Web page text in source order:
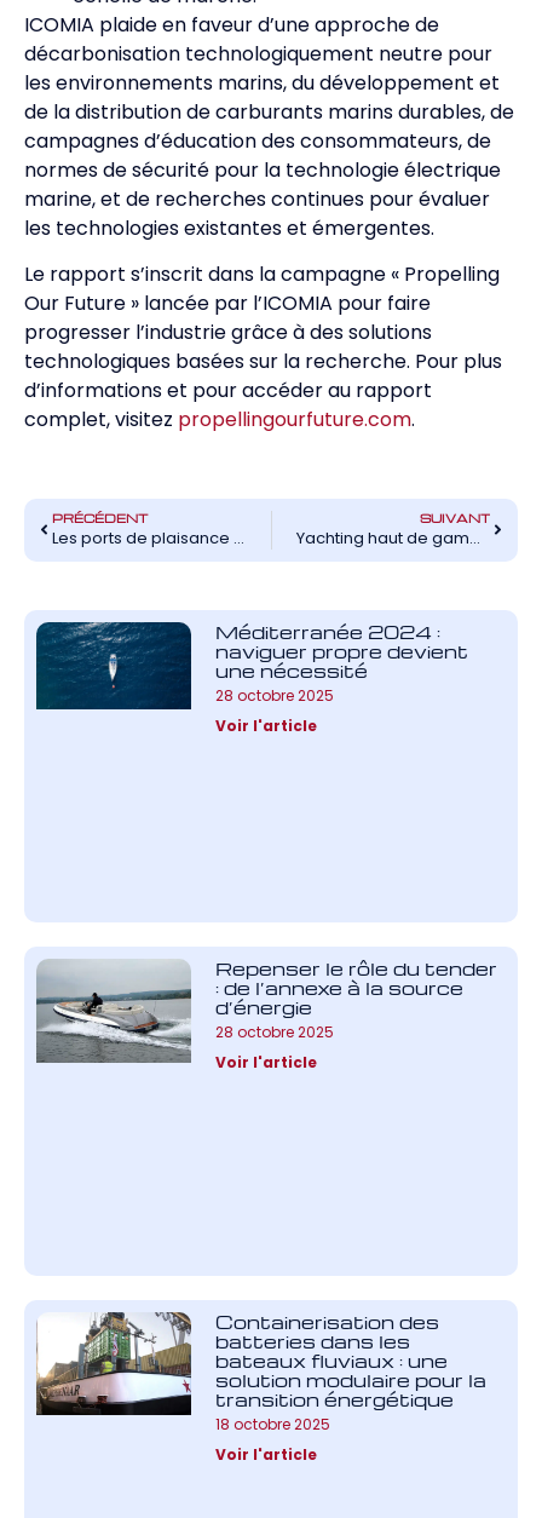
ICOMIA plaide en faveur d’une approche de
décarbonisation technologiquement neutre pour
les environnements marins, du développement et
de la distribution de carburants marins durables, de
campagnes d’éducation des consommateurs, de
normes de sécurité pour la technologie électrique
marine, et de recherches continues pour évaluer
les technologies existantes et émergentes.
Le rapport s’inscrit dans la campagne « Propelling
Our Future » lancée par l’ICOMIA pour faire
progresser l’industrie grâce à des solutions
technologiques basées sur la recherche. Pour plus
d’informations et pour accéder au rapport
complet, visitez propellingourfuture.com.
PRÉCÉDENT
Les ports de plaisance se mobilisent pour réduire leur impact sur l’environnement
SUIVANT
Yachting haut de gamme : qui sont les nouveaux clients de l’électrique en 2024 ?
Méditerranée 2024 :
naviguer propre devient
une nécessité
28 octobre 2025
Voir l'article
Repenser le rôle du tender
: de l’annexe à la source
d’énergie
28 octobre 2025
Voir l'article
Containerisation des
batteries dans les
bateaux fluviaux : une
solution modulaire pour la
transition énergétique
18 octobre 2025
Voir l'article